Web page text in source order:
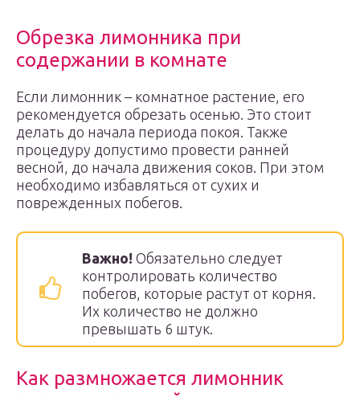
Обрезка лимонника при
содержании в комнате
Если лимонник – комнатное растение, его
рекомендуется обрезать осенью. Это стоит
делать до начала периода покоя. Также
процедуру допустимо провести ранней
весной, до начала движения соков. При этом
необходимо избавляться от сухих и
поврежденных побегов.
Важно! Обязательно следует
контролировать количество
побегов, которые растут от корня.
Их количество не должно
превышать 6 штук.
Как размножается лимонник